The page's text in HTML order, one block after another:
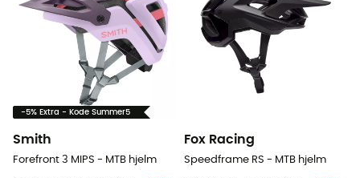
-5% Extra - Kode Summer5
Smith
Forefront 3 MIPS - MTB hjelm
Fox Racing
Speedframe RS - MTB hjelm